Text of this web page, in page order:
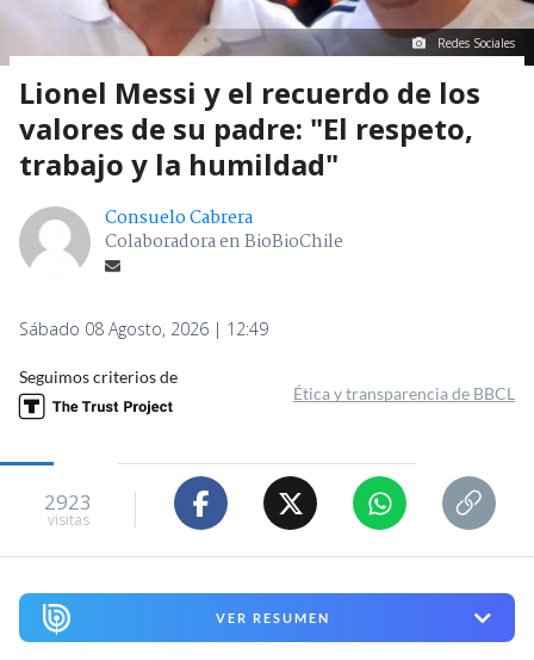
Redes Sociales
Lionel Messi y el recuerdo de los
valores de su padre: "El respeto,
trabajo y la humildad"
Consuelo Cabrera
Colaboradora en BioBioChile
Sábado 08 Agosto, 2026 | 12:49
Seguimos criterios de
Ética y transparencia de BBCL
2923
visitas
VER RESUMEN